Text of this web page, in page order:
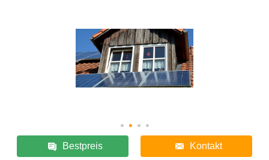
Bestpreis Kontakt